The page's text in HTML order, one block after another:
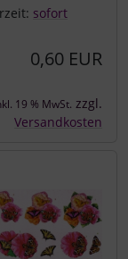
sofort
0,60 EUR
19 % MwSt. zzgl.
Versandkosten